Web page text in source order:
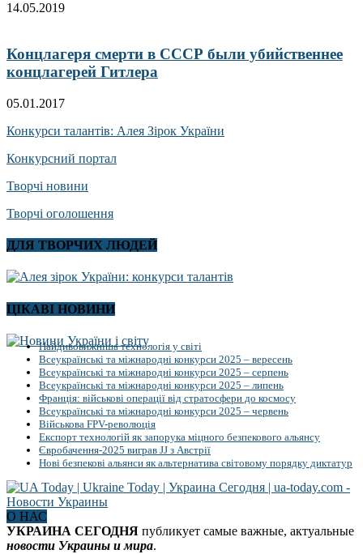
14.05.2019
Концлагеря смерти в СССР были убийственнее
концлагерей Гитлера
05.01.2017
Конкурси талантів: Алея Зірок України
Конкурсний портал
Творчі новини
Творчі оголошення
ДЛЯ ТВОРЧИХ ЛЮДЕЙ
ЦІКАВІ НОВИНИ
Найдивовижніша технологія у світі
Всеукраїнські та міжнародні конкурси 2025 – вересень
Всеукраїнські та міжнародні конкурси 2025 – серпень
Всеукраїнські та міжнародні конкурси 2025 – липень
Франція: військові операції від стратосфери до космосу
Всеукраїнські та міжнародні конкурси 2025 – червень
Військова FPV-революція
Експорт технологій як запорука міцного безпекового альянсу
Євробачення-2025 виграв JJ з Австрії
Нові безпекові альянси як альтернатива світовому порядку диктатур
О НАС
УКРАИНА СЕГОДНЯ публикует самые важные, актуальные
новости Украины и мира.